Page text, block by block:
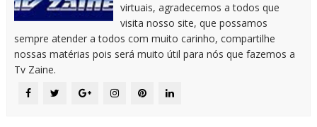
virtuais, agradecemos a todos que
visita nosso site, que possamos
sempre atender a todos com muito carinho, compartilhe
nossas matérias pois será muito útil para nós que fazemos a
Tv Zaine.